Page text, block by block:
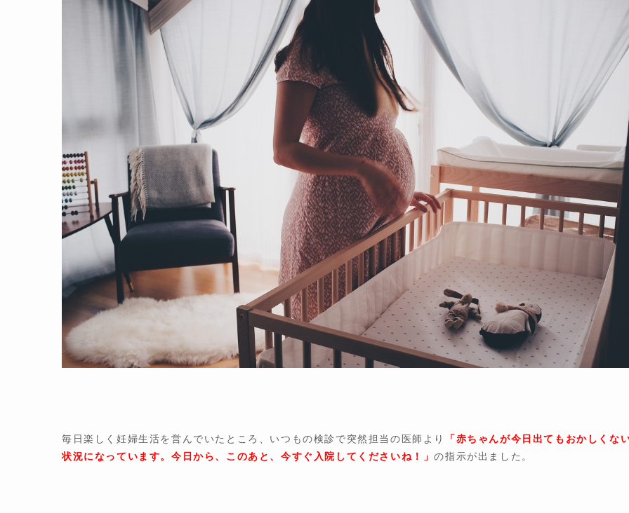
毎日楽しく妊婦生活を営んでいたところ、いつもの検診で突然担当の医師より
「赤ちゃんが今日出てもおかしくな
状況になっています。今日から、このあと、今すぐ入院してくださいね！」の指示が出ました。